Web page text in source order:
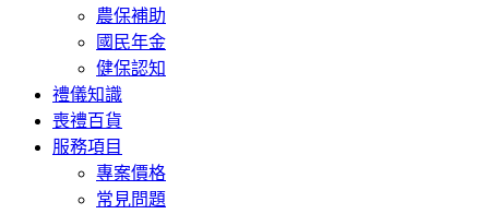
農保補助
國民年金
健保認知
禮儀知識
喪禮百貨
服務項目
專案價格
常見問題